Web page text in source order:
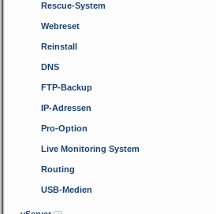
Rescue-System
Webreset
Reinstall
DNS
FTP-Backup
IP-Adressen
Pro-Option
Live Monitoring System
Routing
USB-Medien